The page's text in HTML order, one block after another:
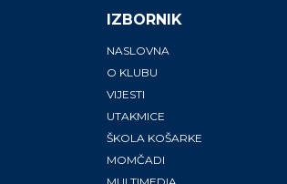
IZBORNIK
NASLOVNA
O KLUBU
VIJESTI
UTAKMICE
ŠKOLA KOŠARKE
MOMČADI